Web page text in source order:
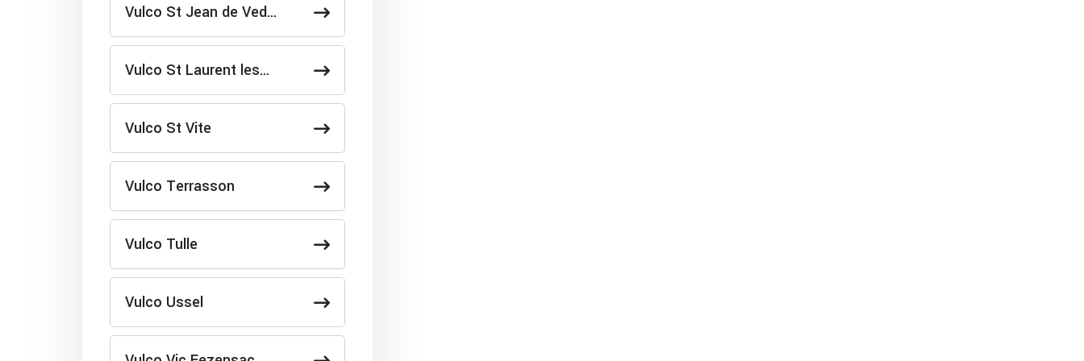
Vulco St Jean de Ved…
Vulco St Laurent les…
Vulco St Vite
Vulco Terrasson
Vulco Tulle
Vulco Ussel